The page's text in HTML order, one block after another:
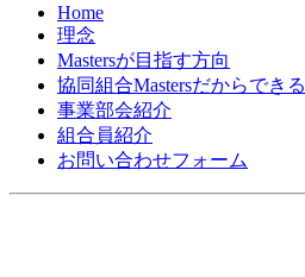
Home
理念
Mastersが目指す方向
協同組合Mastersだからできる
事業部会紹介
組合員紹介
お問い合わせフォーム